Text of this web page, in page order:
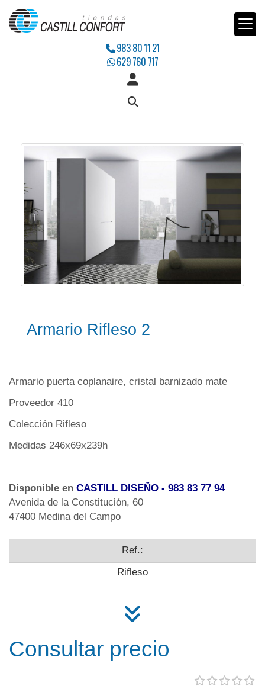
983 80 11 21
629 760 717
Armario Rifleso 2
Armario puerta coplanaire, cristal barnizado mate
Proveedor 410
Colección Rifleso
Medidas 246x69x239h
Disponible en CASTILL DISEÑO - 983 83 77 94
Avenida de la Constitución, 60
47400 Medina del Campo
Ref.:
Rifleso
Consultar precio